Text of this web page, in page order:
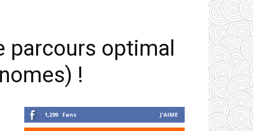
parcours optimal
!
1,299 Fans J'AIME